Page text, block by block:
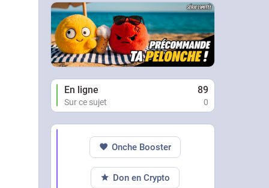
En ligne 89
Sur ce sujet 0
Onche Booster
Don en Crypto